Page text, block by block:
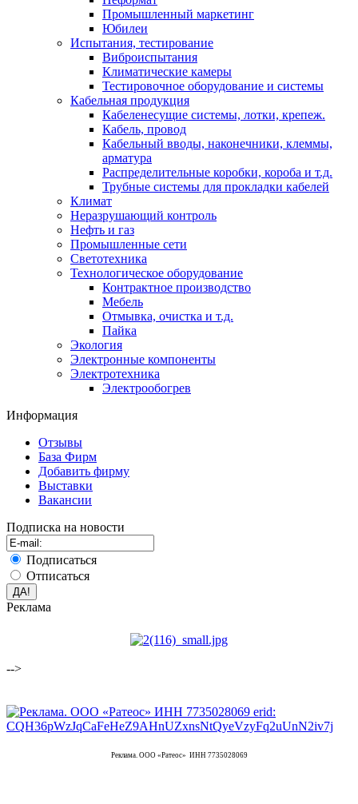
Промышленный маркетинг
Юбилеи
Испытания, тестирование
Виброиспытания
Климатические камеры
Тестировочное оборудование и системы
Кабельная продукция
Кабеленесущие системы, лотки, крепеж.
Кабель, провод
Кабельный вводы, наконечники, клеммы,
арматура
Распределительные коробки, короба и т.д.
Трубные системы для прокладки кабелей
Климат
Неразрушающий контроль
Нефть и газ
Промышленные сети
Светотехника
Технологическое оборудование
Контрактное производство
Мебель
Отмывка, очистка и т.д.
Пайка
Экология
Электронные компоненты
Электротехника
Электрообогрев
Информация
Отзывы
База Фирм
Добавить фирму
Выставки
Вакансии
Подписка на новости
Подписаться
Отписаться
Реклама
-->
Реклама. ООО «Ратеос» ИНН 7735028069